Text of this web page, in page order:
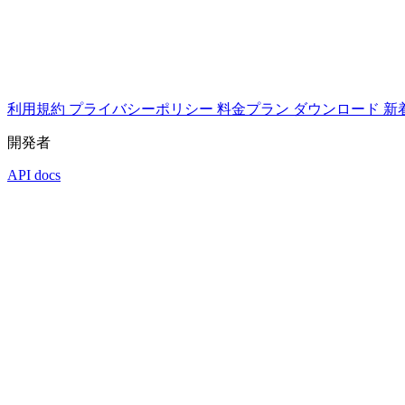
利用規約 プライバシーポリシー 料金プラン ダウンロード 新
開発者
API docs